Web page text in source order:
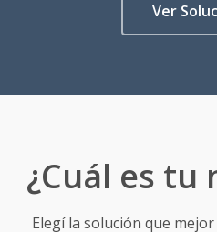
Ver
¿Cuál es tu
Elegí la solución que